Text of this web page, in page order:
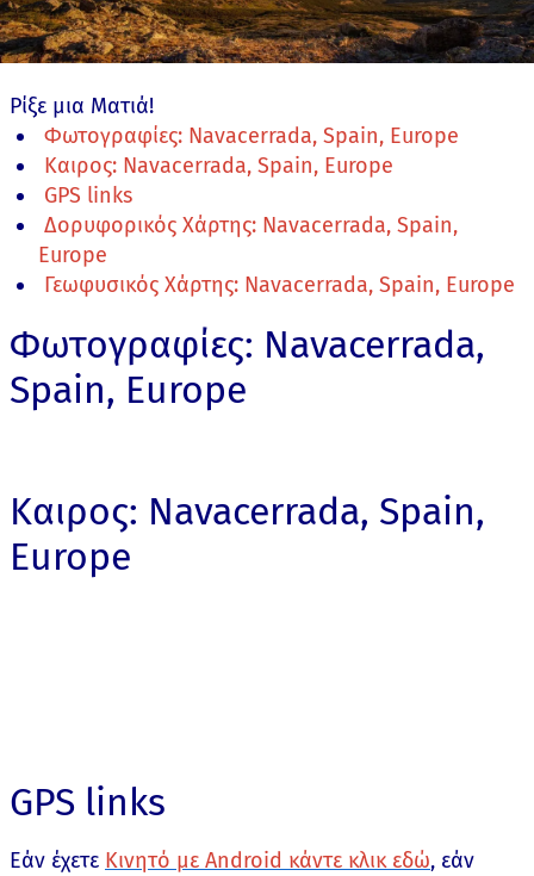
Ρίξε μια Ματιά!
Φωτογραφίες: Navacerrada, Spain, Europe
Καιρος: Navacerrada, Spain, Europe
GPS links
Δορυφορικός Χάρτης: Navacerrada, Spain,
Europe
Γεωφυσικός Χάρτης: Navacerrada, Spain, Europe
Φωτογραφίες: Navacerrada,
Spain, Europe
Καιρος: Navacerrada, Spain,
Europe
GPS links
Εάν έχετε Κινητό με Android κάντε κλικ εδώ, εάν